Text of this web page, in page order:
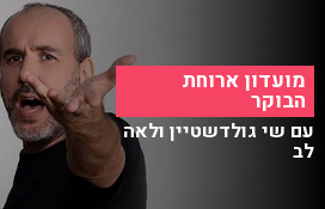
מועדון ארוחת
הבוקר
עם שי גולדשטיין ולאה
לב